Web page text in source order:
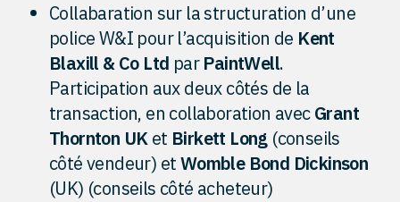
Collabaration sur la structuration d’une
police W&I pour l’acquisition de Kent
Blaxill & Co Ltd parPaintWell.
Participation aux deux côtés de la
transaction, en collaboration avecGrant
Thornton UKet Birkett Long(conseils
côté vendeur) etWomble Bond Dickinson
(UK) (conseils côté acheteur)